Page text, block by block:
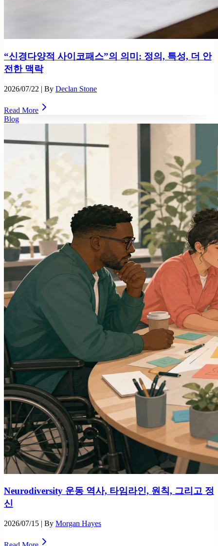
“신경다양적 사이코패스”의 의미: 정의, 특성, 더 안
전한 맥락
2026/07/22 | By Declan Stone
Read More
Blog
Neurodiversity 운동 역사, 타임라인, 원칙, 그리고 정
신
2026/07/15 | By Morgan Hayes